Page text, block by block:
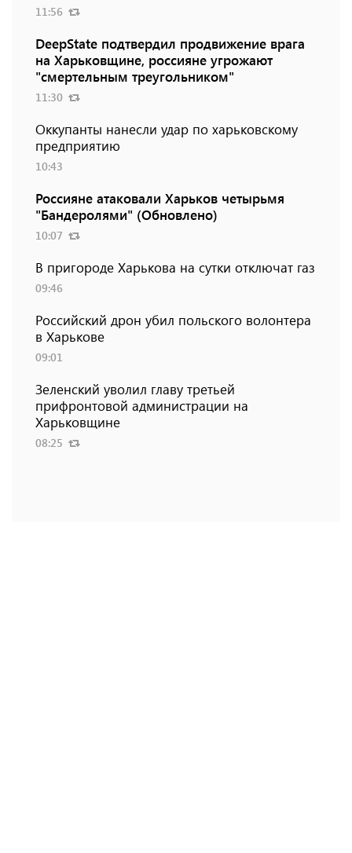
11:56
DeepState подтвердил продвижение врага
на Харьковщине, россияне угрожают
"смертельным треугольником"
11:30
Оккупанты нанесли удар по харьковскому
предприятию
10:43
Россияне атаковали Харьков четырьмя
"Бандеролями" (Обновлено)
10:07
В пригороде Харькова на сутки отключат газ
09:46
Российский дрон убил польского волонтера
в Харькове
09:01
Зеленский уволил главу третьей
прифронтовой администрации на
Харьковщине
08:25